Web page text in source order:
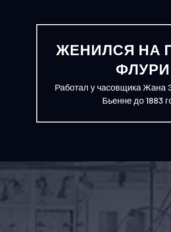
ЖЕНИЛСЯ НА
ФЛУРИ
Работал у часовщика Жана
Бьенне до 1883